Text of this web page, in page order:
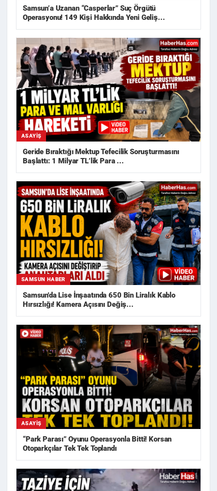
Samsun’a Uzanan “Casperlar” Suç Örgütü
Operasyonu! 149 Kişi Hakkında Yeni Geliş...
ASAYIŞ
Geride Bıraktığı Mektup Tefecilik Soruşturmasını
Başlattı: 1 Milyar TL’lik Para ...
SAMSUN HABER
Samsun'da Lise İnşaatında 650 Bin Liralık Kablo
Hırsızlığı! Kamera Açısını Değiş...
ASAYIŞ
“Park Parası” Oyunu Operasyonla Bitti! Korsan
Otoparkçılar Tek Tek Toplandı